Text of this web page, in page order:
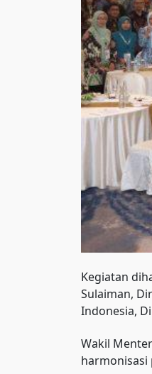
Kegiatan
Sulaiman,
Indonesia,
Wakil
harmonisasi